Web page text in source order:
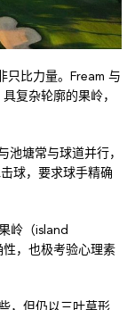
只比力量。Fream 与
复杂轮廓的果岭，
池塘常与球道并行，
球，要求球手精确
岭（island
，也极考验心理素